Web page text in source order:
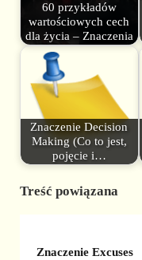
60 przykładów
wartościowych cech
dla życia – Znaczenia
Znaczenie Decision
Making (Co to jest,
pojęcie i…
Treść powiązana
Znaczenie Excuses